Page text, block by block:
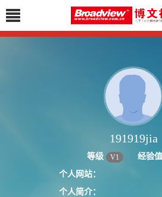
191919jia
等级 V1 经验值
个人网站：
个人简介：